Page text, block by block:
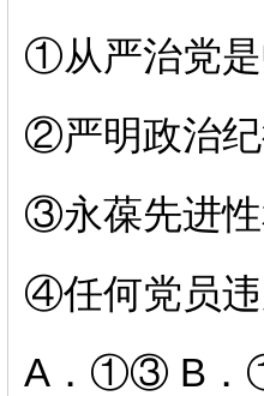
①从严治党是
②严明政治纪
③永葆先进性
④任何党员违
A．①③ B